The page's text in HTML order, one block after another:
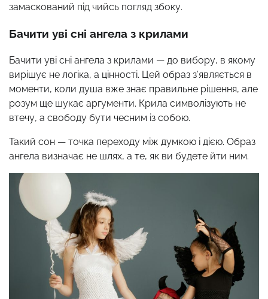
замаскований під чийсь погляд збоку.
Бачити уві сні ангела з крилами
Бачити уві сні ангела з крилами — до вибору, в якому
вирішує не логіка, а цінності. Цей образ з’являється в
моменти, коли душа вже знає правильне рішення, але
розум ще шукає аргументи. Крила символізують не
втечу, а свободу бути чесним із собою.
Такий сон — точка переходу між думкою і дією. Образ
ангела визначає не шлях, а те, як ви будете йти ним.